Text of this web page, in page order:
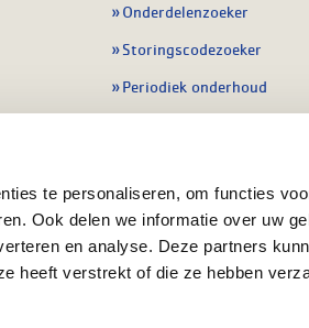
te personaliseren, om functies
Ook delen we informatie over uw
en analyse. Deze partners
heeft verstrekt of die ze hebben
Onderdelenzoeker
Storingscodezoeker
Periodiek onderhoud
Preventie & detectie
Alle onderdelen